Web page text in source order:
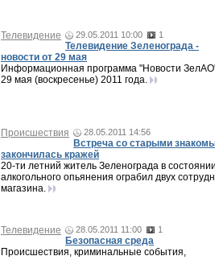
Телевидение 29.05.2011 10:00 1
Телевидение Зеленограда -
новости от 29 мая
Информационная программа "Новости
29 мая (воскресенье) 2011 года.
Происшествия 28.05.2011 14:56
Встреча со старыми
закончилась кражей
20-ти летний житель Зеленограда в
алкогольного опьянения ограбил двух
магазина.
Телевидение 28.05.2011 11:00 1
Безопасная среда
Происшествия, криминальные события,